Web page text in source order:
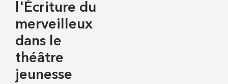
l'Écriture du
merveilleux
dans le
théâtre
jeunesse